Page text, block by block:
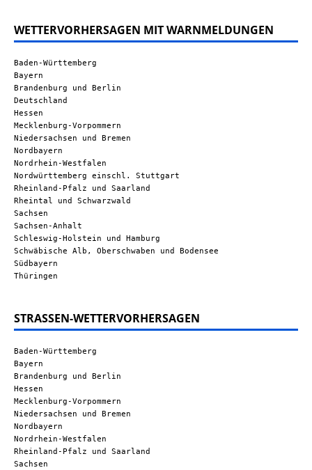
WETTERVORHERSAGEN MIT WARNMELDUNGEN
Baden-Württemberg
Bayern
Brandenburg und Berlin
Deutschland
Hessen
Mecklenburg-Vorpommern
Niedersachsen und Bremen
Nordbayern
Nordrhein-Westfalen
Nordwürttemberg einschl. Stuttgart
Rheinland-Pfalz und Saarland
Rheintal und Schwarzwald
Sachsen
Sachsen-Anhalt
Schleswig-Holstein und Hamburg
Schwäbische Alb, Oberschwaben und Bodensee
Südbayern
Thüringen
STRASSEN-WETTERVORHERSAGEN
Baden-Württemberg
Bayern
Brandenburg und Berlin
Hessen
Mecklenburg-Vorpommern
Niedersachsen und Bremen
Nordbayern
Nordrhein-Westfalen
Rheinland-Pfalz und Saarland
Sachsen